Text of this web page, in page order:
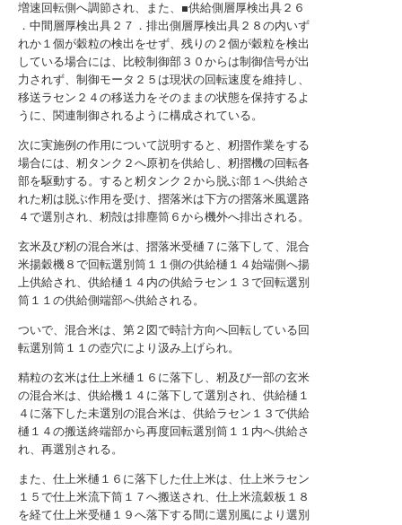
増速回転側へ調節され、また、■供給側層厚検出具２６
．中間層厚検出具２７．排出側層厚検出具２８の内いず
れか１個が穀粒の検出をせず、残りの２個が穀粒を検出
している場合には、比較制御部３０からは制御信号が出
力されず、制御モータ２５は現状の回転速度を維持し、
移送ラセン２４の移送力をそのままの状態を保持するよ
うに、関連制御されるように構成されている。
次に実施例の作用について説明すると、籾摺作業をする
場合には、籾タンク２へ原初を供給し、籾摺機の回転各
部を駆動する。すると籾タンク２から脱ぶ部１へ供給さ
れた籾は脱ぶ作用を受け、摺落米は下方の摺落米風選路
４で選別され、籾殻は排塵筒６から機外へ排出される。
玄米及び籾の混合米は、摺落米受樋７に落下して、混合
米揚穀機８で回転選別筒１１側の供給樋１４始端側へ揚
上供給され、供給樋１４内の供給ラセン１３で回転選別
筒１１の供給側端部へ供給される。
ついで、混合米は、第２図で時計方向へ回転している回
転選別筒１１の壺穴により汲み上げられ。
精粒の玄米は仕上米樋１６に落下し、籾及び一部の玄米
の混合米は、供給機１４に落下して選別され、供給樋１
４に落下した未選別の混合米は、供給ラセン１３で供給
樋１４の搬送終端部から再度回転選別筒１１内へ供給さ
れ、再選別される。
また、仕上米樋１６に落下した仕上米は、仕上米ラセン
１５で仕上米流下筒１７へ搬送され、仕上米流穀板１８
を経て仕上米受樋１９へ落下する間に選別風により選別